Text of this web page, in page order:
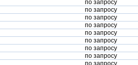
по запросу
по запросу
по запросу
по запросу
по запросу
по запросу
по запросу
по запросу
по запросу